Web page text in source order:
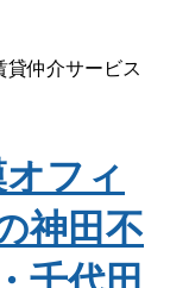
貸仲介サービス